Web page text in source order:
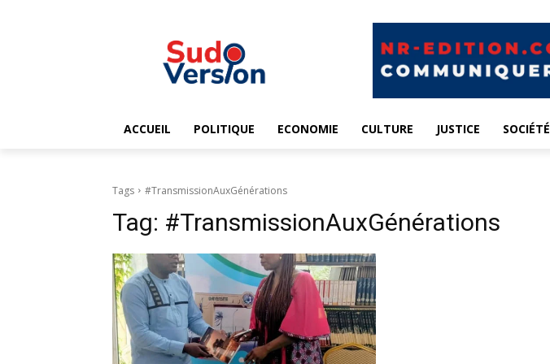
ACCUEIL POLITIQUE ECONOMIE CULTURE JUSTICE SOCIÉTÉ
Tags #TransmissionAuxGénérations
Tag: #TransmissionAuxGénérations